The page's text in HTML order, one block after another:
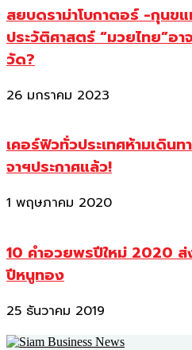
สยบดราม่าโบกาตอร์ -กุนข
ประวัติศาสตร์ “มวยไทย”อ
วัด?
26 มกราคม 2023
เคอร์ฟิวทั่วประเทศห้ามเดิน
จาฯประกาศแล้ว!
1 พฤษภาคม 2020
10 คำอวยพรปีใหม่ 2020
ปีหนูทอง
25 ธันวาคม 2019